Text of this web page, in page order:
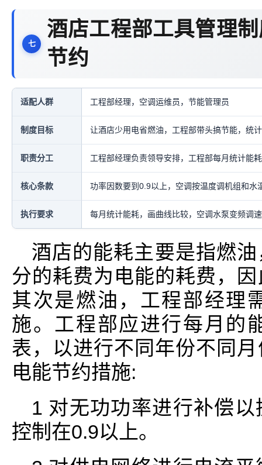
酒店工程部工具管理
节约
适配人群 工程部经理，空调运维员，节能管理员
制度目标 让酒店少用电省燃油，工程部带头搞节能，统
职责分工 工程部经理负责领导安排，工程部每月统计能
核心条款 功率因数要到0.9以上，空调按温度调机组和水
执行要求 每月统计能耗，画曲线比较，空调水泵变频调
酒店的能耗主要是指燃
分的耗费为电能的耗费，
其次是燃油，工程部经理
施。工程部应进行每月的
表，以进行不同年份不同
电能节约措施:
1 对无功功率进行补偿
控制在0.9以上。